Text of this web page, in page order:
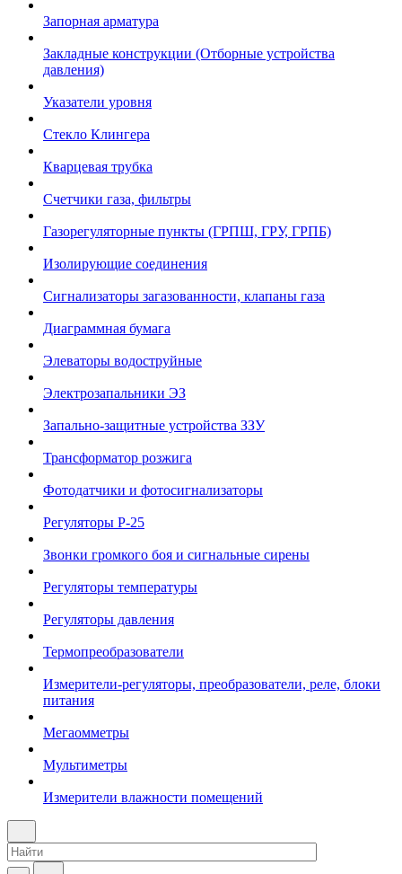
Запорная арматура
Закладные конструкции (Отборные устройства
давления)
Указатели уровня
Стекло Клингера
Кварцевая трубка
Счетчики газа, фильтры
Газорегуляторные пункты (ГРПШ, ГРУ, ГРПБ)
Изолирующие соединения
Сигнализаторы загазованности, клапаны газа
Диаграммная бумага
Элеваторы водоструйные
Электрозапальники ЭЗ
Запально-защитные устройства ЗЗУ
Трансформатор розжига
Фотодатчики и фотосигнализаторы
Регуляторы Р-25
Звонки громкого боя и сигнальные сирены
Регуляторы температуры
Регуляторы давления
Термопреобразователи
Измерители-регуляторы, преобразователи, реле, блоки
питания
Мегаомметры
Мультиметры
Измерители влажности помещений